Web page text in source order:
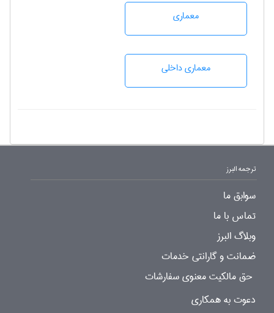
معماری
معماری داخلی
ترجمه البرز
سوابق ما
تماس با ما
وبلاگ البرز
ضمانت و گارانتی خدمات
حق مالکیت معنوی سفارشات
دعوت به همکاری